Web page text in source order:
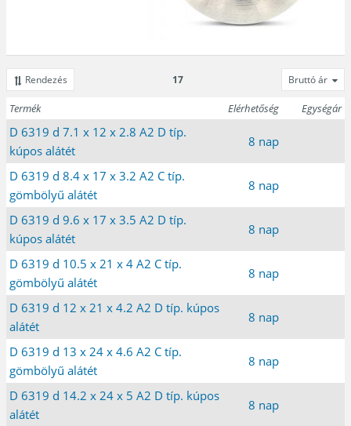
Rendezés 17 Bruttó ár
Termék Elérhetőség Egységár
D 6319 d 7.1 x 12 x 2.8 A2 D típ.
kúpos alátét
8 nap
D 6319 d 8.4 x 17 x 3.2 A2 C típ.
gömbölyű alátét
8 nap
D 6319 d 9.6 x 17 x 3.5 A2 D típ.
kúpos alátét
8 nap
D 6319 d 10.5 x 21 x 4 A2 C típ.
gömbölyű alátét
8 nap
D 6319 d 12 x 21 x 4.2 A2 D típ. kúpos
alátét
8 nap
D 6319 d 13 x 24 x 4.6 A2 C típ.
gömbölyű alátét
8 nap
D 6319 d 14.2 x 24 x 5 A2 D típ. kúpos
alátét
8 nap